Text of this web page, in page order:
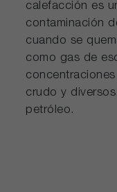
calefacción es
contaminación
cuando se
como gas de
crudo y
petróleo.